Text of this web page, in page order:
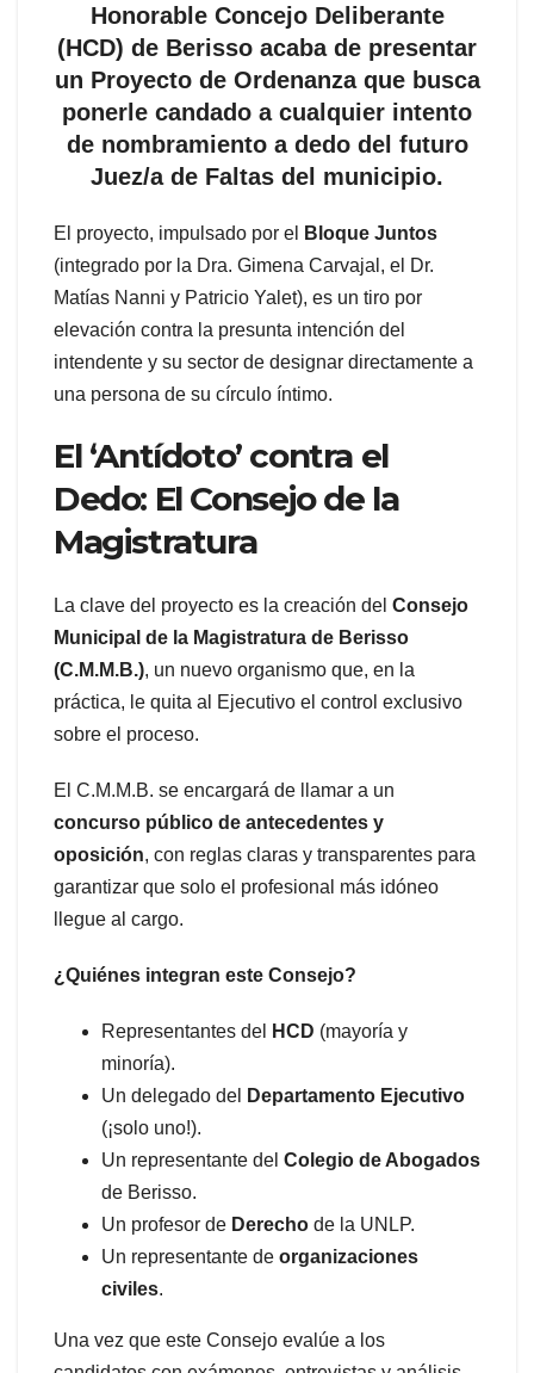
Honorable Concejo Deliberante
(HCD) de Berisso acaba de presentar
un Proyecto de Ordenanza que busca
ponerle candado a cualquier intento
de nombramiento a dedo del futuro
Juez/a de Faltas del municipio.
El proyecto, impulsado por el
Bloque Juntos
(integrado por la Dra. Gimena Carvajal, el Dr.
Matías Nanni y Patricio Yalet), es un tiro por
elevación contra la presunta intención del
intendente y su sector de designar directamente a
una persona de su círculo íntimo.
El ‘Antídoto’ contra el
Dedo: El Consejo de la
Magistratura
La clave del proyecto es la creación del Consejo
Municipal de la Magistratura de Berisso
(C.M.M.B.), un nuevo organismo que, en la
práctica, le quita al Ejecutivo el control exclusivo
sobre el proceso.
El C.M.M.B. se encargará de llamar a un
concurso público de antecedentes y
oposición, con reglas claras y transparentes para
garantizar que solo el profesional más idóneo
llegue al cargo.
¿Quiénes integran este Consejo?
Representantes del HCD (mayoría y
minoría).
Un delegado del
Departamento Ejecutivo
(¡solo uno!).
Un representante del Colegio de Abogados
de Berisso.
Un profesor de Derecho de la UNLP.
Un representante de organizaciones
civiles.
Una vez que este Consejo evalúe a los